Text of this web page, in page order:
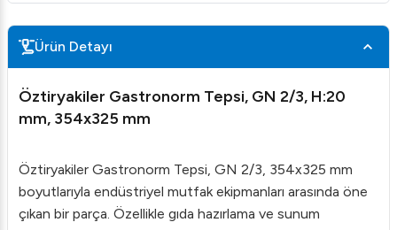
Ürün Detayı
Öztiryakiler Gastronorm Tepsi, GN 2/3, H:20
mm, 354x325 mm
Öztiryakiler Gastronorm Tepsi, GN 2/3, 354x325 mm
boyutlarıyla endüstriyel mutfak ekipmanları arasında öne
çıkan bir parça. Özellikle gıda hazırlama ve sunum